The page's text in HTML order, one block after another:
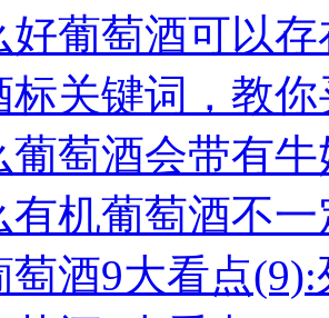
好葡萄酒可以
标关键词，教
葡萄酒会带有
有机葡萄酒不
萄酒9大看点(9):